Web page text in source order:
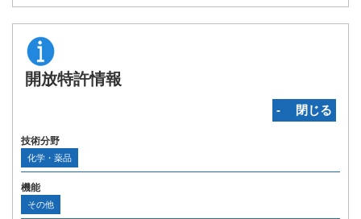
開放特許情報
‐ 閉じる
技術分野
化学・薬品
機能
その他